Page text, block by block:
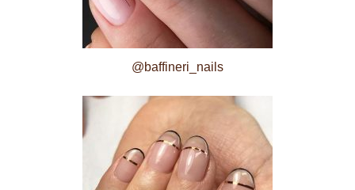
@baffineri_nails